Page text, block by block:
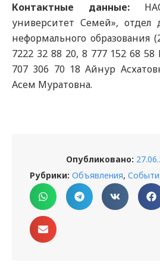
Контактные данные:
университет Семей», отдел
неформального образования
7222 32 88 20, 8 777 152 68
707 306 70 18 Айнур
Асем Муратовна.
Опубликовано:
Рубрики: Объявления,